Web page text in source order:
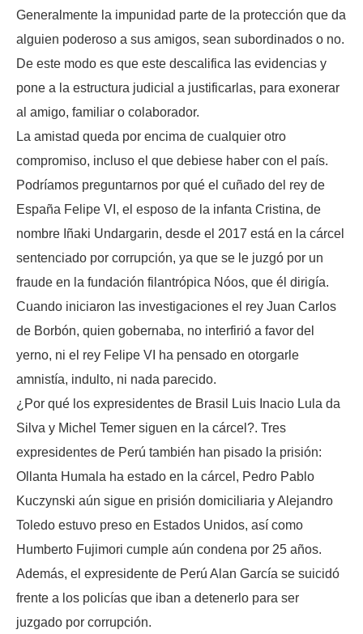
Generalmente la impunidad parte de la protección que da
alguien poderoso a sus amigos, sean subordinados o no.
De este modo es que este descalifica las evidencias y
pone a la estructura judicial a justificarlas, para exonerar
al amigo, familiar o colaborador.
La amistad queda por encima de cualquier otro
compromiso, incluso el que debiese haber con el país.
Podríamos preguntarnos por qué el cuñado del rey de
España Felipe VI, el esposo de la infanta Cristina, de
nombre Iñaki Undargarin, desde el 2017 está en la cárcel
sentenciado por corrupción, ya que se le juzgó por un
fraude en la fundación filantrópica Nóos, que él dirigía.
Cuando iniciaron las investigaciones el rey Juan Carlos
de Borbón, quien gobernaba, no interfirió a favor del
yerno, ni el rey Felipe VI ha pensado en otorgarle
amnistía, indulto, ni nada parecido.
¿Por qué los expresidentes de Brasil Luis Inacio Lula da
Silva y Michel Temer siguen en la cárcel?. Tres
expresidentes de Perú también han pisado la prisión:
Ollanta Humala ha estado en la cárcel, Pedro Pablo
Kuczynski aún sigue en prisión domiciliaria y Alejandro
Toledo estuvo preso en Estados Unidos, así como
Humberto Fujimori cumple aún condena por 25 años.
Además, el expresidente de Perú Alan García se suicidó
frente a los policías que iban a detenerlo para ser
juzgado por corrupción.